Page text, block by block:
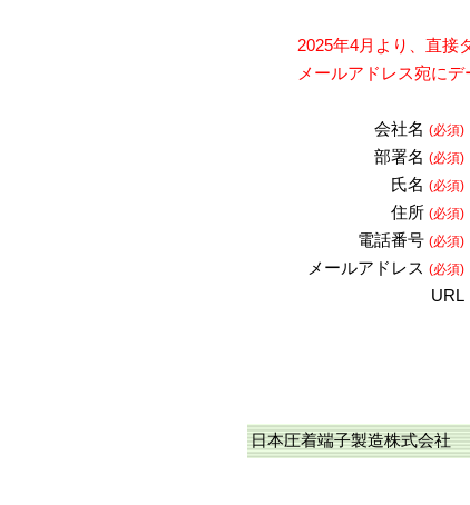
2025年4月より、直接
メールアドレス宛に
会社名 (必須)
部署名 (必須)
氏名 (必須)
住所 (必須)
電話番号 (必須)
メールアドレス (必須)
URL
日本圧着端子製造株式会社